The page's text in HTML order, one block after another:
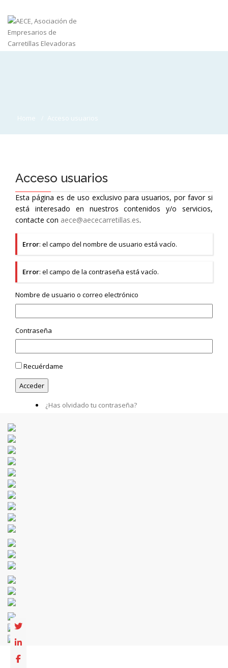
Home Acceso usuarios
Acceso usuarios
Esta página es de uso exclusivo para usuarios, por favor si
está interesado en nuestros contenidos y/o servicios,
contacte con aece@aececarretillas.es.
Error: el campo del nombre de usuario está vacío.
Error: el campo de la contraseña está vacío.
Nombre de usuario o correo electrónico
Contraseña
Recuérdame
¿Has olvidado tu contraseña?